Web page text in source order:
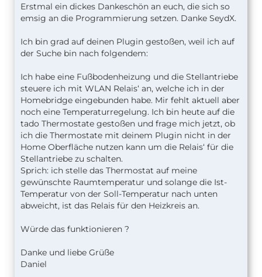
Erstmal ein dickes Dankeschön an euch, die sich so
emsig an die Programmierung setzen. Danke SeydX.
Ich bin grad auf deinen Plugin gestoßen, weil ich auf
der Suche bin nach folgendem:
Ich habe eine Fußbodenheizung und die Stellantriebe
steuere ich mit WLAN Relais‘ an, welche ich in der
Homebridge eingebunden habe. Mir fehlt aktuell aber
noch eine Temperaturregelung. Ich bin heute auf die
tado Thermostate gestoßen und frage mich jetzt, ob
ich die Thermostate mit deinem Plugin nicht in der
Home Oberfläche nutzen kann um die Relais‘ für die
Stellantriebe zu schalten.
Sprich: ich stelle das Thermostat auf meine
gewünschte Raumtemperatur und solange die Ist-
Temperatur von der Soll-Temperatur nach unten
abweicht, ist das Relais für den Heizkreis an.
Würde das funktionieren ?
Danke und liebe Grüße
Daniel